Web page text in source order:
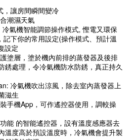
，讓房間瞬間變冷
潮濕天氣
冷氣機智能調節操作模式, 慳電又環保
記下你的常用設定(操作模式、預計溫
設定
塗層，塗於機內前排的蒸發器及後排
銹處理，令冷氣機防水防銹，真正持久
冷氣機吹出涼風，除去室內蒸發器上
滋生
手機App，可作遙控器使用，調較操
能 的智能遙控器，設有溫度感應器去
溫度高於預設溫度時，冷氣機會提升製